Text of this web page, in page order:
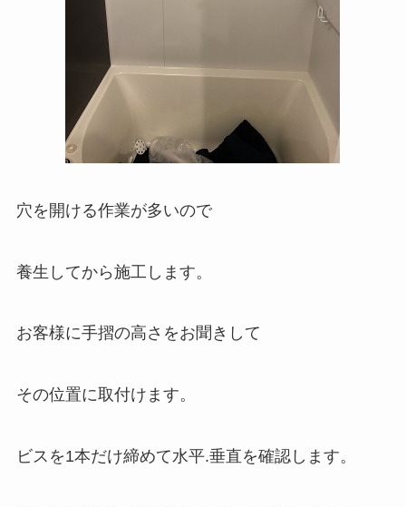
穴を開ける作業が多いので
養生してから施工します。
お客様に手摺の高さをお聞きして
その位置に取付けます。
ビスを1本だけ締めて水平.垂直を確認します。